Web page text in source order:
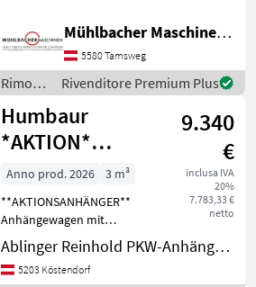
Gummifederachsen mit
Einzelradfederung -
freitrage
Mühlbacher Maschinen GmbH
5580 Tamsweg
Rimorchi
/
Böckmann
Rivenditore Premium Plus
Humbaur
*AKTION*
Dreiseitenkipper
HTK 3500.37 ALU
9.340
€
inclusa IVA
20%
7.783,33 €
netto
Anno prod. 2026
3 m³
**AKTIONSANHÄNGER**
Anhängewagen mit
Doppelachsen, gebremste
Ausführung
Auflaufeinrichtung mit
Ablinger Reinhold PKW-Anhänger und Fahrzeugbau Ges.m.b.H.
5203 Köstendorf